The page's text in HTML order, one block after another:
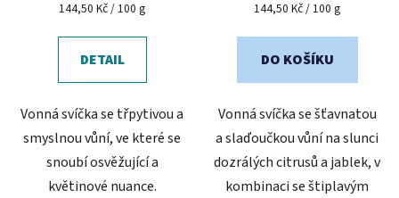
z
Měrná
144,50 Kč / 100 g
DETAIL
Vonná svíčka se třpytivou a
smyslnou vůní, ve které se
snoubí osvěžující a
květinové nuance.
Měrná
144,50 Kč / 100 g
DO KOŠÍKU
Vonná svíčka se šťavnatou
a slaďoučkou vůní na slunci
dozrálých citrusů a jablek, v
kombinaci se štiplavým